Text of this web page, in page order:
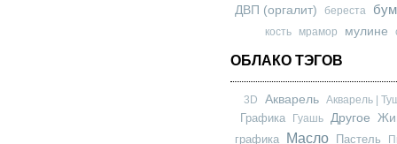
ДВП (оргалит) береста
кость мрамор мулине
ОБЛАКО ТЭГОВ
3D Акварель Акварель |
Графика Гуашь Другое
графика
Масло Пастель